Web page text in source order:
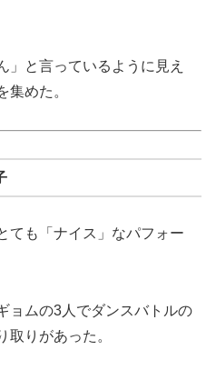
」と言っているように見え
集めた。
ても「ナイス」なパフォー
ョムの3人でダンスバトルの
取りがあった。